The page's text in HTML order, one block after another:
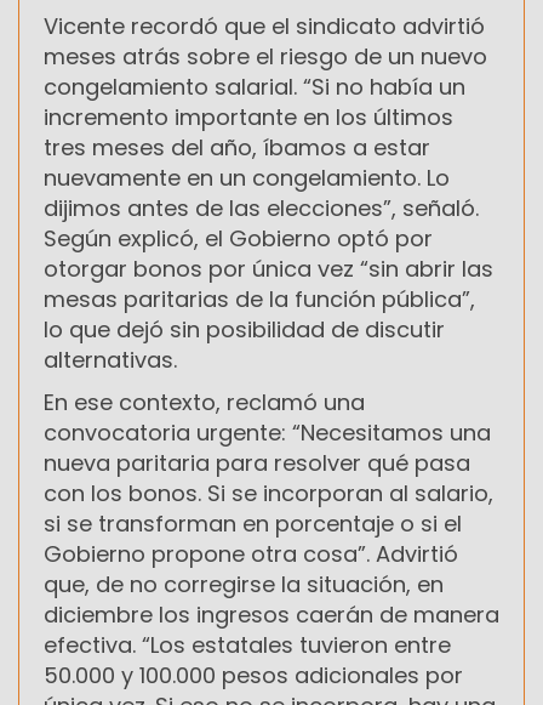
Vicente recordó que el sindicato advirtió
meses atrás sobre el riesgo de un nuevo
congelamiento salarial. “Si no había un
incremento importante en los últimos
tres meses del año, íbamos a estar
nuevamente en un congelamiento. Lo
dijimos antes de las elecciones”, señaló.
Según explicó, el Gobierno optó por
otorgar bonos por única vez “sin abrir las
mesas paritarias de la función pública”,
lo que dejó sin posibilidad de discutir
alternativas.
En ese contexto, reclamó una
convocatoria urgente: “Necesitamos una
nueva paritaria para resolver qué pasa
con los bonos. Si se incorporan al salario,
si se transforman en porcentaje o si el
Gobierno propone otra cosa”. Advirtió
que, de no corregirse la situación, en
diciembre los ingresos caerán de manera
efectiva. “Los estatales tuvieron entre
50.000 y 100.000 pesos adicionales por